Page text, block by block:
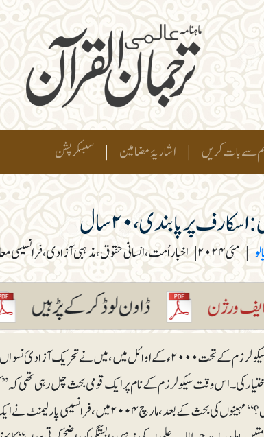
سے بات کریں | اشاریۂ مضامین | سبسکرپشن
پر پابندی، ۲۰ سال
| مئی ۲۰۲۴ | اخبار اُمت، انسانی حقوق، مذہبی آزادی، فرانسیسی
فرانسیسی سیکولرزم کے تحت ۲۰۰۰ء کے اوائل میں، میں نے
کی۔ اس وقت سیکولرزم کے نام پر ایک قومی بحث چل رہی تھی کہ
ہے یا نہیں؟‘‘ مہینوں کی بحث کے بعد،